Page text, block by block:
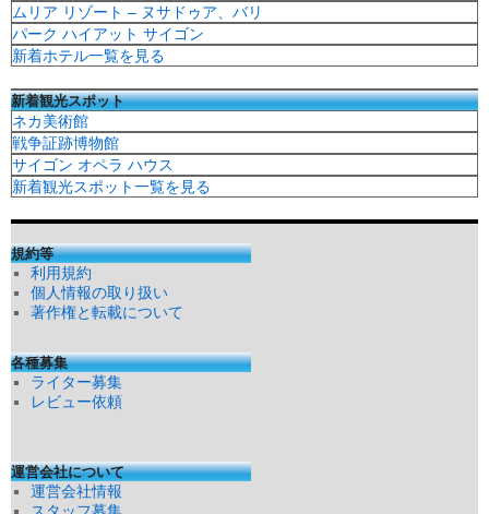
ムリア リゾート – ヌサドゥア、バリ
パーク ハイアット サイゴン
新着ホテル一覧を見る
新着観光スポット
ネカ美術館
戦争証跡博物館
サイゴン オペラ ハウス
新着観光スポット一覧を見る
規約等
利用規約
個人情報の取り扱い
著作権と転載について
各種募集
ライター募集
レビュー依頼
運営会社について
運営会社情報
スタッフ募集